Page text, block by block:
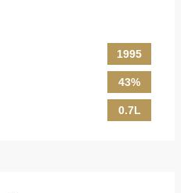
1995
43%
0.7L